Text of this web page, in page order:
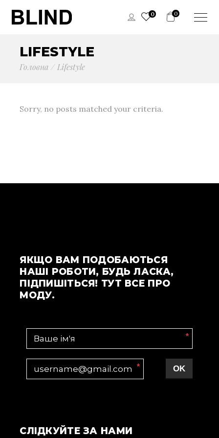
0 0
LIFESTYLE
Головна Lifestyle
Sorry, no posts matched your criteria.
ЯКЩО ВАМ ПОДОБАЮТЬСЯ
НАШІ РОБОТИ, БУДЬ ЛАСКА,
ПІДПИШІТЬСЯ! ТУТ ВСЕ ПРО
МОДУ.
*
* OK
СЛІДКУЙТЕ ЗА НАМИ